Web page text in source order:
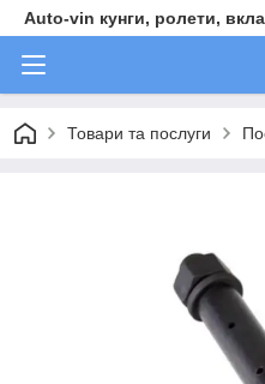
Auto-vin кунги, ролети,
Товари та послуги